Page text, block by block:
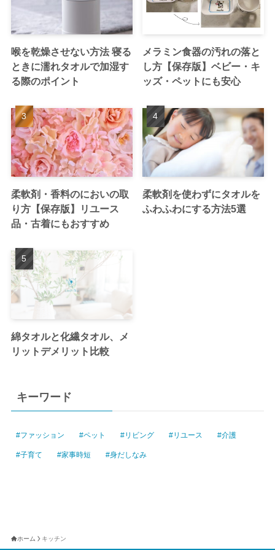
喉を乾燥させない方法 寝る
ときに濡れタオルで加湿す
る際のポイント
メラミン食器の汚れの落と
し方【保存版】ベビー・キ
ッズ・ペットにも安心
柔軟剤・香料のにおいの取
り方【保存版】リユース
品・古着にもおすすめ
柔軟剤を使わずにタオルを
ふわふわにする方法5選
綿タオルと化繊タオル、メ
リットデメリット比較
キーワード
ファッション ペット リビング リユース 介護
子育て 家事時短 身だしなみ
ホーム キッチン